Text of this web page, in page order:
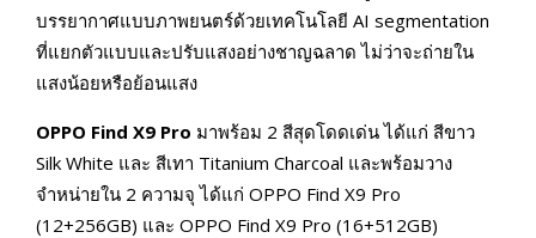
บรรยากาศแบบภาพยนตร์ด้วยเทคโนโลยี AI segmentation
ที่แยกตัวแบบและปรับแสงอย่างชาญฉลาด ไม่ว่าจะถ่ายใน
แสงน้อยหรือย้อนแสง
OPPO Find X9 Pro มาพร้อม 2 สีสุดโดดเด่น ได้แก่ สีขาว
Silk White และ สีเทา Titanium Charcoal และพร้อมวาง
จำหน่ายใน 2 ความจุ ได้แก่ OPPO Find X9 Pro
(12+256GB) และ OPPO Find X9 Pro (16+512GB)